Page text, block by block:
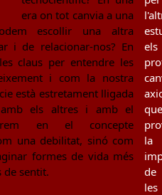
era on tot canvia a una
escollir una altra
i de relacionar-nos? En
claus per entendre les
i com la nostra
està estretament lligada
els altres i amb el
en el concepte
una debilitat, sinó com
formes de vida més
de sentit.
els
que
la
de
les